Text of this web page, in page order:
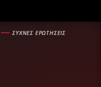
―ΣΥΧΝΕΣ ΕΡΩΤΗΣΕΙΣ